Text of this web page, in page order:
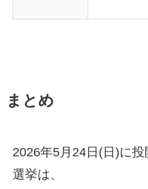
まとめ
2026年5月24日(日)に
選挙は、